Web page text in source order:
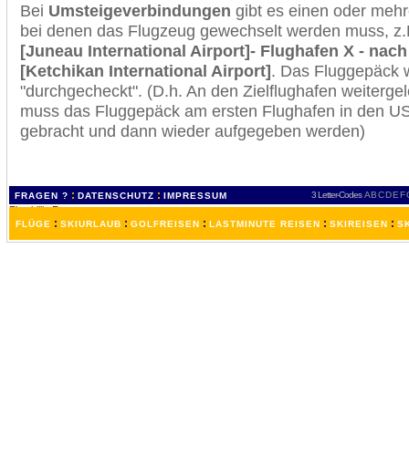
Bei Umsteigeverbindungen gibt es einen oder
bei denen das Flugzeug gewechselt werden muss,
[Juneau International Airport]- Flughafen X -
[Ketchikan International Airport]. Das Fluggepäck
"durchgecheckt". (D.h. An den Zielflughafen
muss das Fluggepäck am ersten Flughafen in den
gebracht und dann wieder aufgegeben werden)
FRAGEN ? : DATENSCHUTZ : IMPRESSUM 3 Letter-Codes ABCDEF
FLÜGE : SKIURLAUB : GOLFREISEN : LASTMINUTE REISEN : SKIREISEN :